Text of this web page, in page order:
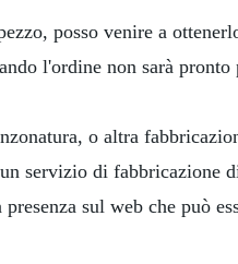
posso venire a
l'ordine non sarà
o altra
servizio di fabbricazione
sul web che può